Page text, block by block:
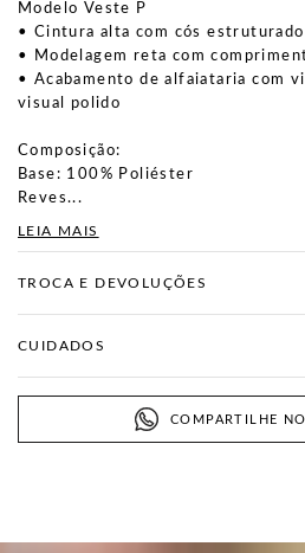
Modelo Veste P
• Cintura alta com cós
• Modelagem reta com
• Acabamento de alfaiataria com
visual polido
Composição:
Base: 100% Poliéster
Reves...
LEIA MAIS
TROCA E DEVOLUÇÕES
CUIDADOS
COMPARTILHE